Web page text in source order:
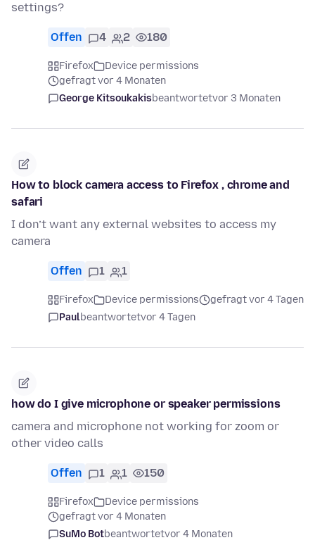
settings?
Offen 4 2 180
Firefox
Device permissions
gefragt vor 4 Monaten
George Kitsoukakisbeantwortetvor 3 Monaten
How to block camera access to Firefox , chrome and
safari
I don’t want any external websites to access my
camera
Offen 1 1
Firefox Device permissions
gefragt vor 4 Tagen
Paulbeantwortetvor 4 Tagen
how do I give microphone or speaker permissions
camera and microphone not working for zoom or
other video calls
Offen 1 1 150
Firefox
Device permissions
gefragt vor 4 Monaten
SuMo Botbeantwortetvor 4 Monaten